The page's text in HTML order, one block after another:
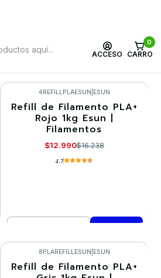
ACCESO
0
CARRO
-20%
4REFILLPLAESUN ESUN
Refill de Filamento PLA+
Rojo 1kg Esun |
Filamentos
$12.990$16.238
4.7
Comprar ahora
-20%
8PLAREFILLESUN ESUN
Refill de Filamento PLA+